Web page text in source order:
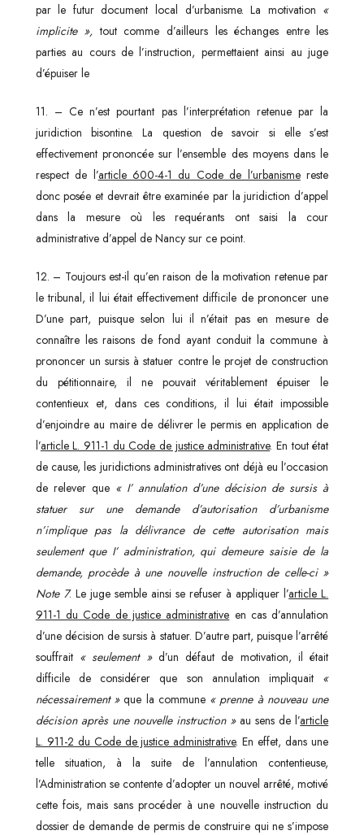
par le futur document local d’urbanisme. La motivation «
implicite »,tout comme d’ailleurs les échanges entre les
parties au cours de l’instruction, permettaient ainsi au juge
d’épuiser le
11. – Ce n’est pourtant pas l’interprétation retenue par la
juridiction bisontine. La question de savoir si elle s’est
effectivement prononcée sur l’ensemble des moyens dans le
respect de l’article 600-4-1 du Code de l’urbanismereste
donc posée et devrait être examinée par la juridiction d’appel
dans la mesure où les requérants ont saisi la cour
administrative d’appel de Nancy sur ce point.
12. – Toujours est-il qu’en raison de la motivation retenue par
le tribunal, il lui était effectivement difficile de prononcer une
D’une part, puisque selon lui il n’était pas en mesure de
connaître les raisons de fond ayant conduit la commune à
prononcer un sursis à statuer contre le projet de construction
du pétitionnaire, il ne pouvait véritablement épuiser le
contentieux et, dans ces conditions, il lui était impossible
d’enjoindre au maire de délivrer le permis en application de
l’article L. 911-1 du Code de justice administrative. En tout état
de cause, les juridictions administratives ont déjà eu l’occasion
de relever que « I’ annulation d’une décision de sursis à
statuer sur une demande d’autorisation d’urbanisme
n’implique pas la délivrance de cette autorisation mais
seulement que I’ administration, qui demeure saisie de la
demande, procède à une nouvelle instruction de celle-ci »
Note 7. Le juge semble ainsi se refuser à appliquer l’article L.
911-1 du Code de justice administrative en cas d’annulation
d’une décision de sursis à statuer. D’autre part, puisque l’arrêté
souffrait « seulement » d’un défaut de motivation, il était
difficile de considérer que son annulation impliquait «
nécessairement »que la commune « prenne à nouveau une
décision après une nouvelle instruction »au sens de l’article
L. 911-2 du Code de justice administrative. En effet, dans une
telle situation, à la suite de l’annulation contentieuse,
l’Administration se contente d’adopter un nouvel arrêté, motivé
cette fois, mais sans procéder à une nouvelle instruction du
dossier de demande de permis de construire qui ne s’impose